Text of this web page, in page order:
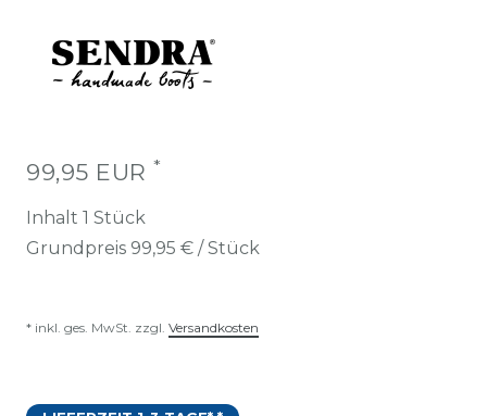
99,95 EUR *
Inhalt 1 Stück
Grundpreis 99,95 € / Stück
* inkl. ges. MwSt. zzgl. Versandkosten